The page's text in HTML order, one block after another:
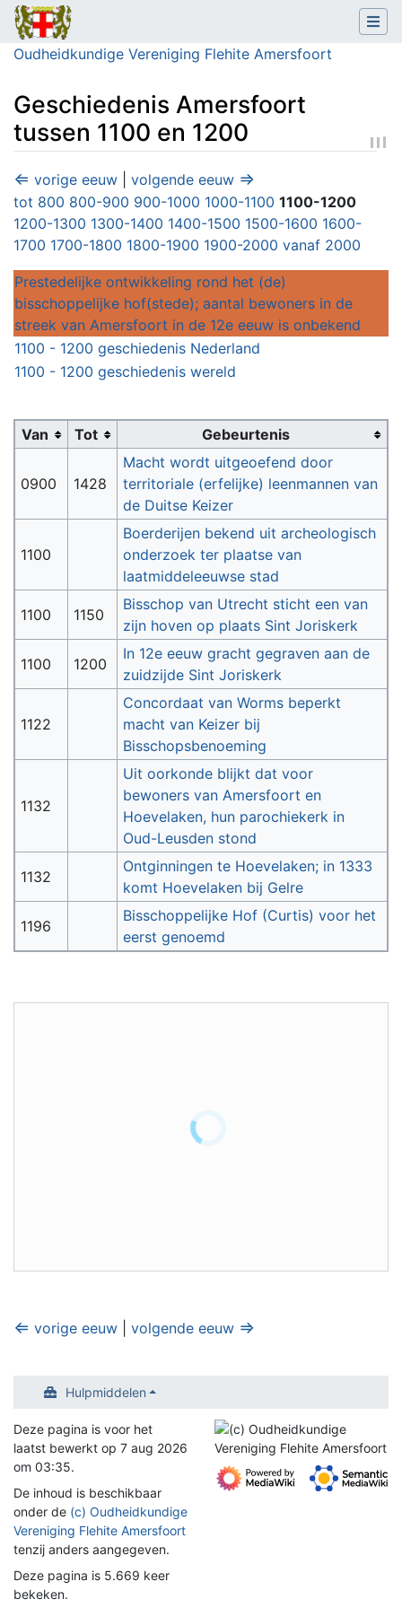
Oudheidkundige Vereniging Flehite Amersfoort
Geschiedenis Amersfoort
tussen 1100 en 1200
Ga naar:navigatie ,zoeken
⇐ vorige eeuw volgende eeuw ⇒
tot 800 800-900 900-1000 1000-1100 1100-1200
1200-1300 1300-1400 1400-1500 1500-1600 1600-
1700 1700-1800 1800-1900 1900-2000 vanaf 2000
Prestedelijke ontwikkeling rond het (de)
bisschoppelijke hof(stede); aantal bewoners in de
streek van Amersfoort in de 12e eeuw is onbekend
1100 - 1200 geschiedenis Nederland
1100 - 1200 geschiedenis wereld
Van Tot Gebeurtenis
0900 1428
Macht wordt uitgeoefend door
territoriale (erfelijke) leenmannen van
de Duitse Keizer
1100
Boerderijen bekend uit archeologisch
onderzoek ter plaatse van
laatmiddeleeuwse stad
1100 1150
Bisschop van Utrecht sticht een van
zijn hoven op plaats Sint Joriskerk
1100 1200
In 12e eeuw gracht gegraven aan de
zuidzijde Sint Joriskerk
1122
Concordaat van Worms beperkt
macht van Keizer bij
Bisschopsbenoeming
1132
Uit oorkonde blijkt dat voor
bewoners van Amersfoort en
Hoevelaken, hun parochiekerk in
Oud-Leusden stond
1132
Ontginningen te Hoevelaken; in 1333
komt Hoevelaken bij Gelre
1196
Bisschoppelijke Hof (Curtis) voor het
eerst genoemd
⇐ vorige eeuw volgende eeuw ⇒
Hulpmiddelen
Deze pagina is voor het
laatst bewerkt op 7 aug 2026
om 03:35.
De inhoud is beschikbaar
onder de (c) Oudheidkundige
Vereniging Flehite Amersfoort
tenzij anders aangegeven.
Deze pagina is 5.669 keer
bekeken.